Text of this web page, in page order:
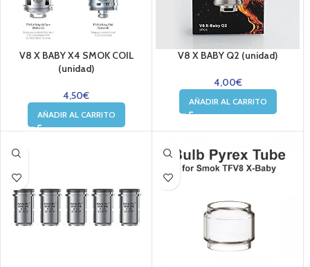
V8 X BABY X4 SMOK COIL
(unidad)
4,50€
AÑADIR AL CARRITO
V8 X BABY Q2 (unidad)
4,00€
AÑADIR AL CARRITO